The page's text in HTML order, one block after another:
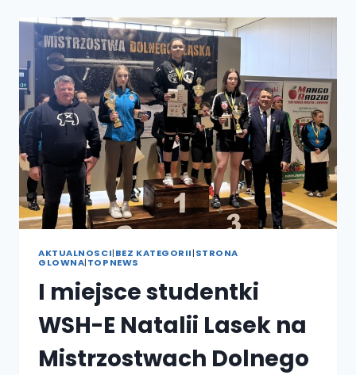
AKTUALNOSCI|BEZ KATEGORII|STRONA
GLOWNA|TOPNEWS
I miejsce studentki
WSH-E Natalii Lasek na
Mistrzostwach Dolnego